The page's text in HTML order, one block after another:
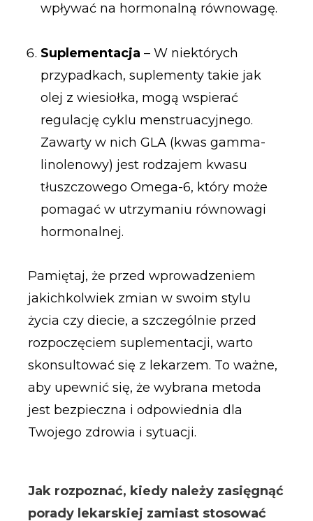
wpływać na hormonalną równowagę.
Suplementacja – W niektórych
przypadkach, suplementy takie jak
olej z wiesiołka, mogą wspierać
regulację cyklu menstruacyjnego.
Zawarty w nich GLA (kwas gamma-
linolenowy) jest rodzajem kwasu
tłuszczowego Omega-6, który może
pomagać w utrzymaniu równowagi
hormonalnej.
Pamiętaj, że przed wprowadzeniem
jakichkolwiek zmian w swoim stylu
życia czy diecie, a szczególnie przed
rozpoczęciem suplementacji, warto
skonsultować się z lekarzem. To ważne,
aby upewnić się, że wybrana metoda
jest bezpieczna i odpowiednia dla
Twojego zdrowia i sytuacji.
Jak rozpoznać, kiedy należy zasięgnąć
porady lekarskiej zamiast stosować